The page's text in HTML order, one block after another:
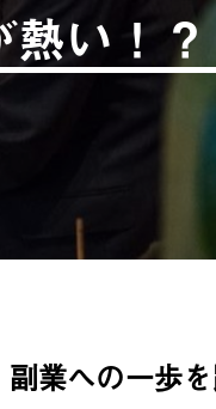
い！
業への一歩